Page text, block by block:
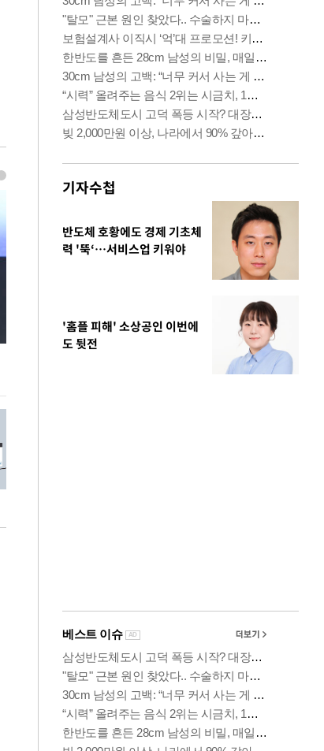
무더위 잊는 도심형 여름 축제 '2026 서울 바캉스 용산어린이정원
기자수첩
반도체 호황에도 경제 기초체
력 '뚝‘…서비스업 키워야
'홈플 피해' 소상공인 이번에
도 뒷전